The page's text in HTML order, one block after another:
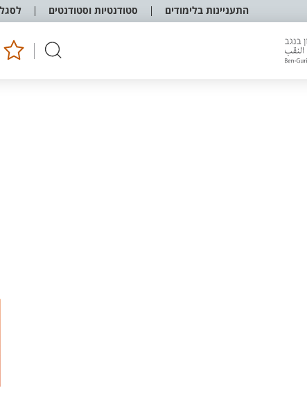
התעניינות בלימודים סטודנטיות וסטודנטים לסגל